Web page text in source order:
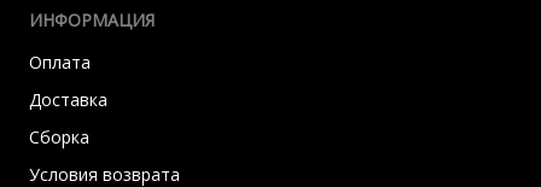
ИНФОРМАЦИЯ
Оплата
Доставка
Сборка
Условия возврата